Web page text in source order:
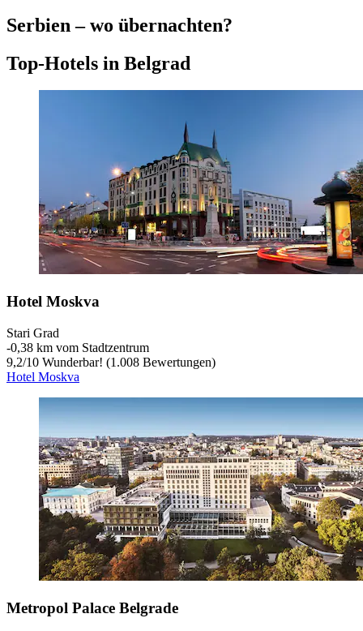
Serbien – wo übernachten?
Top-Hotels in Belgrad
Hotel Moskva
Stari Grad
‐0,38 km vom Stadtzentrum
9,2/10 Wunderbar! (1.008 Bewertungen)
Hotel Moskva
Metropol Palace Belgrade